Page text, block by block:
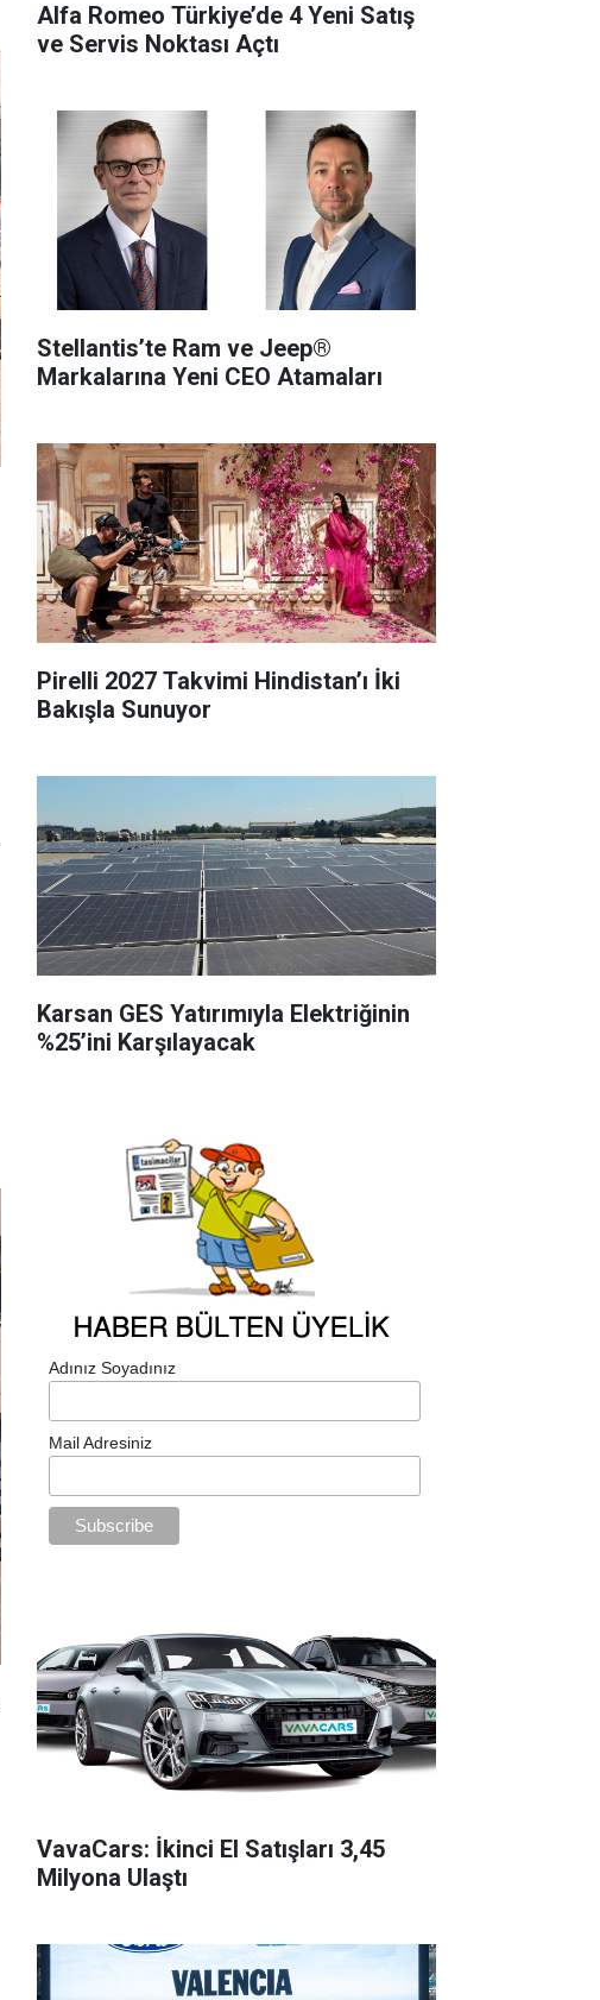
Alfa Romeo Türkiye’de 4 Yeni Satış
ve Servis Noktası Açtı
Stellantis’te Ram ve Jeep®
Markalarına Yeni CEO Atamaları
Pirelli 2027 Takvimi Hindistan’ı İki
Bakışla Sunuyor
Karsan GES Yatırımıyla Elektriğinin
%25’ini Karşılayacak
Adınız Soyadınız
Mail Adresiniz
VavaCars: İkinci El Satışları 3,45
Milyona Ulaştı